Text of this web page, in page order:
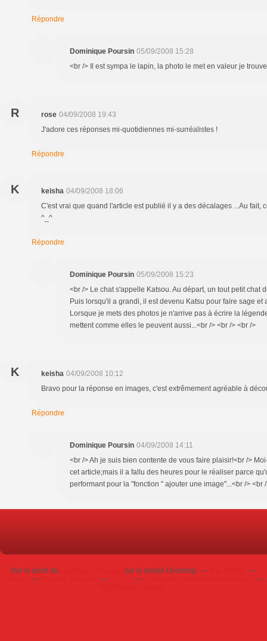
Répondre
Dominique Poursin 05/09/2008 15:28
<br /> Il est sympa le lapin, la photo le met en valeur je
R rose 04/09/2008 19:43
J'adore ces réponses mi-quotidiennes mi-surréalistes !
Répondre
K keisha 04/09/2008 18:06
C'est vrai que quand l'article est publié il y a des décalages ...Au fait,
^_^
Répondre
Dominique Poursin 05/09/2008 15:23
<br /> Le chat s'appelle Katsou. Au départ, un tout petit chat
Puis lorsqu'il a grandi, il est devenu Katsu pour faire sage et
Lorsque je mets des photos je n'arrive pas à écrire la
mettent comme elles le peuvent aussi...<br /> <br /> <br />
K keisha 04/09/2008 10:12
Bravo pour la réponse en images, c'est extrêmement agréable à
Répondre
Dominique Poursin 04/09/2008 14:11
<br /> Ah je suis bien contente de vous faire plaisir!<br />
cet article;mais il a fallu des heures pour le réaliser parce
performant pour la "fonction " ajouter une image"...<br /> <br
Voir le profil de sur le portail Overblog